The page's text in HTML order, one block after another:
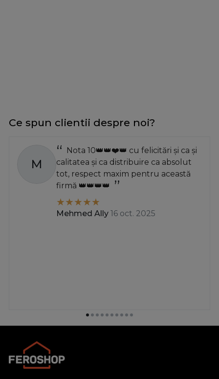
Ce spun clientii despre noi?
M
Nota 10👑👑❤️👑 cu felicitări și ca și
calitatea și ca distribuire ca absolut
tot, respect maxim pentru această
firmă 👑👑👑👑
Mehmed Ally 16 oct. 2025